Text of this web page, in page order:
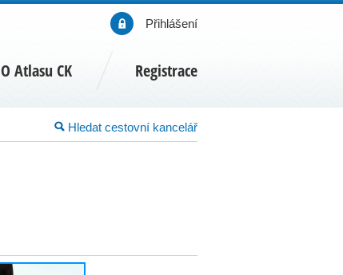
Hledat cestovní kancelář
Přihlášení
O Atlasu CK Registrace